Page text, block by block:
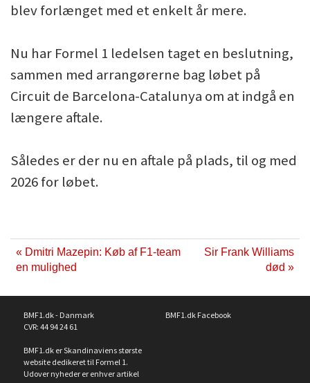
blev forlænget med et enkelt år mere.
Nu har Formel 1 ledelsen taget en beslutning,
sammen med arrangørerne bag løbet på
Circuit de Barcelona-Catalunya om at indgå en
længere aftale.
Således er der nu en aftale på plads, til og med
2026 for løbet.
« Dmitri Mazepin: Køb af F1-team
en mulighed
Sir Frank Williams
død »
BMF1.dk - Danmark
CVR: 44 94 24 61
BMF1.dk er Skandinaviens største
website dedikeret til Formel 1.
Udover nyheder er enhver artikel
BMF1.dk Facebook